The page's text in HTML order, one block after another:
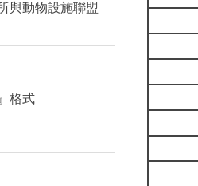
與動物設施聯盟
格式